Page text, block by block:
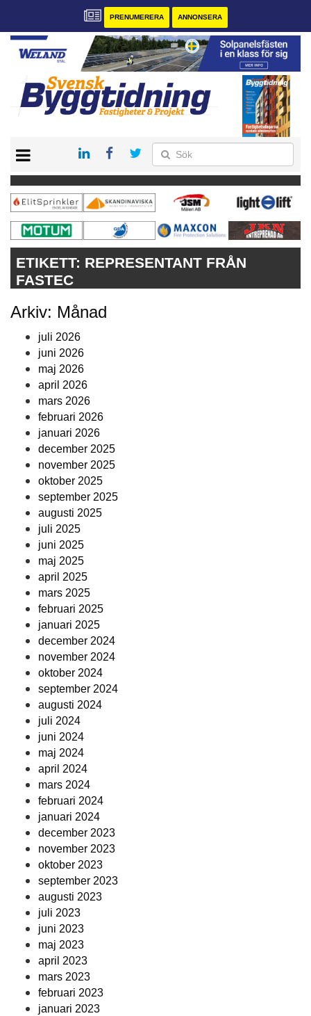
PRENUMERERA ANNONSERA
PRENUMERERA
VÅRA ANDRA MAGASIN
ANNONSERA
KONTAKT
ETIKETT: REPRESENTANT FRÅN
FASTEC
Arkiv: Månad
juli 2026
juni 2026
maj 2026
april 2026
mars 2026
februari 2026
januari 2026
december 2025
november 2025
oktober 2025
september 2025
augusti 2025
juli 2025
juni 2025
maj 2025
april 2025
mars 2025
februari 2025
januari 2025
december 2024
november 2024
oktober 2024
september 2024
augusti 2024
juli 2024
juni 2024
maj 2024
april 2024
mars 2024
februari 2024
januari 2024
december 2023
november 2023
oktober 2023
september 2023
augusti 2023
juli 2023
juni 2023
maj 2023
april 2023
mars 2023
februari 2023
januari 2023